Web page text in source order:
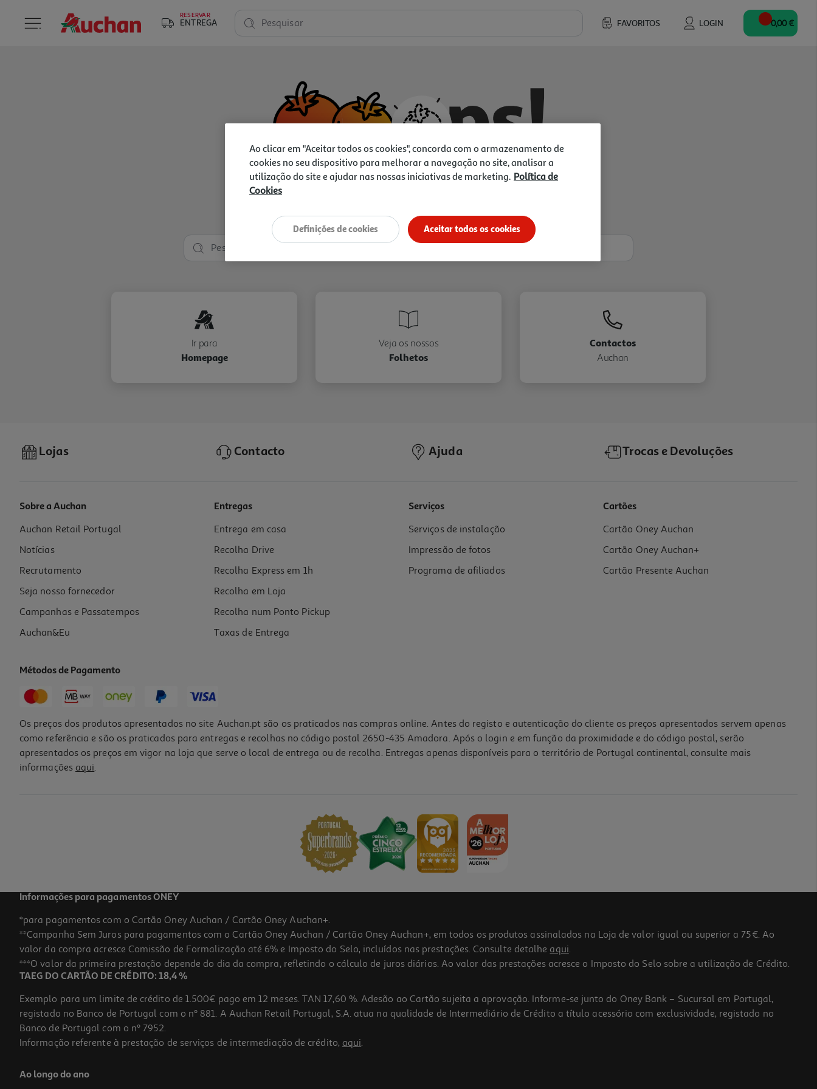
RESERVAR
ENTREGA FAVORITOS LOGIN
Pesquisar 0,00 €
Vamos tentar de novo?
Ir para
Homepage
Veja os nossos
Folhetos
Contactos
Auchan
Lojas Contacto Ajuda Trocas e Devoluções
Sobre a Auchan
Auchan Retail Portugal
Notícias
Recrutamento
Seja nosso fornecedor
Campanhas e Passatempos
Auchan&Eu
Entregas
Entrega em casa
Recolha Drive
Recolha Express em 1h
Recolha em Loja
Recolha num Ponto Pickup
Taxas de Entrega
Serviços
Serviços de instalação
Impressão de fotos
Programa de afiliados
Cartões
Cartão Oney Auchan
Cartão Oney Auchan+
Cartão Presente Auchan
Métodos de Pagamento
Os preços dos produtos apresentados no site Auchan.pt são os praticados nas compras online. Antes do registo e autenticação do cliente os preços apresentados servem apenas
como referência e são os praticados para entregas e recolhas no código postal 2650-435 Amadora. Após o login e em função da proximidade e do código postal, serão
apresentados os preços em vigor na loja que serve o local de entrega ou de recolha. Entregas apenas disponíveis para o território de Portugal continental, consulte mais
informações aqui.
Informações para pagamentos ONEY
*para pagamentos com o Cartão Oney Auchan / Cartão Oney Auchan+.
**Campanha Sem Juros para pagamentos com o Cartão Oney Auchan / Cartão Oney Auchan+, em todos os produtos assinalados na Loja de valor igual ou superior a 75€. Ao
valor da compra acresce Comissão de Formalização até 6% e Imposto do Selo, incluídos nas prestações. Consulte detalhe aqui.
***O valor da primeira prestação depende do dia da compra, refletindo o cálculo de juros diários. Ao valor das prestações acresce o Imposto do Selo sobre a utilização de Crédito.
TAEG DO CARTÃO DE CRÉDITO: 18,4 %
Exemplo para um limite de crédito de 1.500€ pago em 12 meses. TAN 17,60 %. Adesão ao Cartão sujeita a aprovação. Informe-se junto do Oney Bank – Sucursal em Portugal,
registado no Banco de Portugal com o nº 881. A Auchan Retail Portugal, S.A. atua na qualidade de Intermediário de Crédito a título acessório com exclusividade, registado no
Banco de Portugal com o nº 7952.
Informação referente à prestação de serviços de intermediação de crédito, aqui.
Ao longo do ano
Ao clicar em "Aceitar todos os cookies", concorda com o armazenamento de
cookies no seu dispositivo para melhorar a navegação no site, analisar a
utilização do site e ajudar nas nossas iniciativas de marketing. Política de
Cookies
Aceitar todos os cookies
Definições de cookies